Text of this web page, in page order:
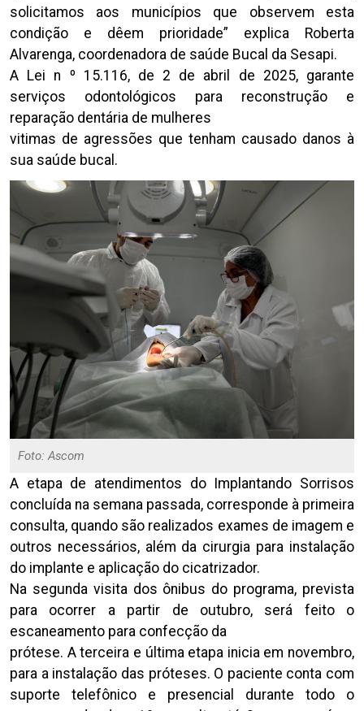
solicitamos aos municípios que observem esta
condição e dêem prioridade” explica Roberta
Alvarenga, coordenadora de saúde Bucal da Sesapi.
A Lei n º 15.116, de 2 de abril de 2025, garante
serviços odontológicos para reconstrução e
reparação dentária de mulheres
vitimas de agressões que tenham causado danos à
sua saúde bucal.
Foto: Ascom
A etapa de atendimentos do Implantando Sorrisos
concluída na semana passada, corresponde à primeira
consulta, quando são realizados exames de imagem e
outros necessários, além da cirurgia para instalação
do implante e aplicação do cicatrizador.
Na segunda visita dos ônibus do programa, prevista
para ocorrer a partir de outubro, será feito o
escaneamento para confecção da
prótese. A terceira e última etapa inicia em novembro,
para a instalação das próteses. O paciente conta com
suporte telefônico e presencial durante todo o